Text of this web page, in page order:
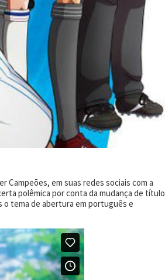
Campeões, em suas redes sociais com a
polêmica por conta da mudança de título
o tema de abertura em português e